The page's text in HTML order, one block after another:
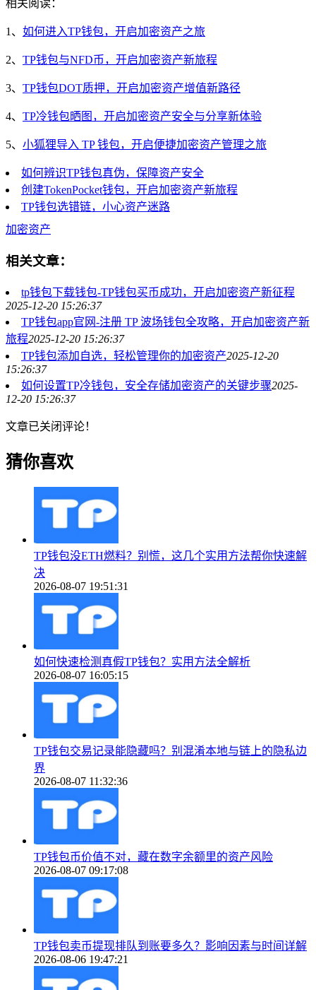
相关阅读：
1、 如何进入TP钱包，开启加密资产之旅
2、 TP钱包与NFD币，开启加密资产新旅程
3、 TP钱包DOT质押，开启加密资产增值新路径
4、 TP冷钱包晒图，开启加密资产安全与分享新体验
5、 小狐狸导入 TP 钱包，开启便捷加密资产管理之旅
如何辨识TP钱包真伪，保障资产安全
创建TokenPocket钱包，开启加密资产新旅程
TP钱包选错链，小心资产迷路
加密资产
相关文章：
tp钱包下载钱包-TP钱包买币成功，开启加密资产新征程
2025-12-20 15:26:37
TP钱包app官网-注册 TP 波场钱包全攻略，开启加密资产新
旅程2025-12-20 15:26:37
TP钱包添加自选，轻松管理你的加密资产2025-12-20
15:26:37
如何设置TP冷钱包，安全存储加密资产的关键步骤2025-
12-20 15:26:37
文章已关闭评论！
猜你喜欢
TP钱包没ETH燃料？别慌，这几个实用方法帮你快速解
决
2026-08-07 19:51:31
如何快速检测真假TP钱包？实用方法全解析
2026-08-07 16:05:15
TP钱包交易记录能隐藏吗？别混淆本地与链上的隐私边
界
2026-08-07 11:32:36
TP钱包币价值不对，藏在数字余额里的资产风险
2026-08-07 09:17:08
TP钱包卖币提现排队到账要多久？影响因素与时间详解
2026-08-06 19:47:21